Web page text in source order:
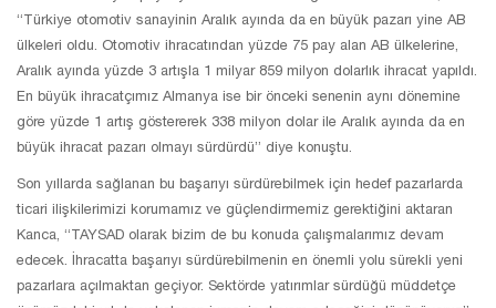
“Türkiye otomotiv sanayinin Aralık ayında da en büyük pazarı yine AB
ülkeleri oldu. Otomotiv ihracatından yüzde 75 pay alan AB ülkelerine,
Aralık ayında yüzde 3 artışla 1 milyar 859 milyon dolarlık ihracat yapıldı.
En büyük ihracatçımız Almanya ise bir önceki senenin aynı dönemine
göre yüzde 1 artış göstererek 338 milyon dolar ile Aralık ayında da en
büyük ihracat pazarı olmayı sürdürdü” diye konuştu.
Son yıllarda sağlanan bu başarıyı sürdürebilmek için hedef pazarlarda
ticari ilişkilerimizi korumamız ve güçlendirmemiz gerektiğini aktaran
Kanca, “TAYSAD olarak bizim de bu konuda çalışmalarımız devam
edecek. İhracatta başarıyı sürdürebilmenin en önemli yolu sürekli yeni
pazarlara açılmaktan geçiyor. Sektörde yatırımlar sürdüğü müddetçe